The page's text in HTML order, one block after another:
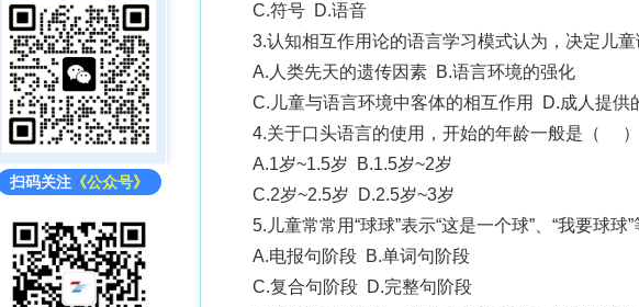
扫码关注 《公众号》
C.符号 D.语音
3.认知相互作用论的语言学习模式认为，决定儿
A.人类先天的遗传因素 B.语言环境的强化
C.儿童与语言环境中客体的相互作用 D.成人提供
4.关于口头语言的使用，开始的年龄一般是（ ）
A.1岁~1.5岁 B.1.5岁~2岁
C.2岁~2.5岁 D.2.5岁~3岁
5.儿童常常用“球球”表示“这是一个球”、“我要球
A.电报句阶段 B.单词句阶段
C.复合句阶段 D.完整句阶段